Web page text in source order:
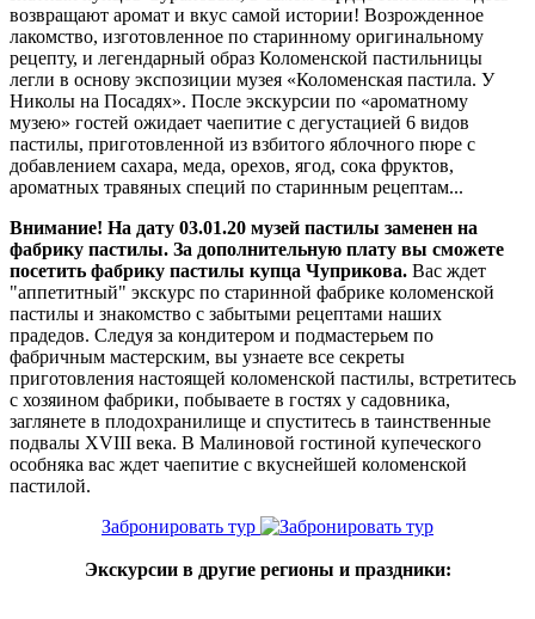
возвращают аромат и вкус самой истории! Возрожденное
лакомство, изготовленное по старинному оригинальному
рецепту, и легендарный образ Коломенской пастильницы
легли в основу экспозиции музея «Коломенская пастила. У
Николы на Посадях». После экскурсии по «ароматному
музею» гостей ожидает чаепитие с дегустацией 6 видов
пастилы, приготовленной из взбитого яблочного пюре с
добавлением сахара, меда, орехов, ягод, сока фруктов,
ароматных травяных специй по старинным рецептам...
Внимание! На дату 03.01.20 музей пастилы заменен на
фабрику пастилы. За дополнительную плату вы сможете
посетить фабрику пастилы купца Чуприкова. Вас ждет
"аппетитный" экскурс по старинной фабрике коломенской
пастилы и знакомство с забытыми рецептами наших
прадедов. Следуя за кондитером и подмастерьем по
фабричным мастерским, вы узнаете все секреты
приготовления настоящей коломенской пастилы, встретитесь
с хозяином фабрики, побываете в гостях у садовника,
заглянете в плодохранилище и спуститесь в таинственные
подвалы XVIII века. В Малиновой гостиной купеческого
особняка вас ждет чаепитие с вкуснейшей коломенской
пастилой.
Забронировать тур
Экскурсии в другие регионы и праздники: